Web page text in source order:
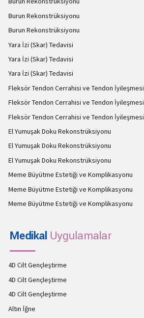
Burun Rekonstrüksiyonu
Burun Rekonstrüksiyonu
Yara İzi (Skar) Tedavisi
Yara İzi (Skar) Tedavisi
Yara İzi (Skar) Tedavisi
Fleksör Tendon Cerrahisi ve Tendon İyileşmesi
Fleksör Tendon Cerrahisi ve Tendon İyileşmesi
Fleksör Tendon Cerrahisi ve Tendon İyileşmesi
El Yumuşak Doku Rekonstrüksiyonu
El Yumuşak Doku Rekonstrüksiyonu
El Yumuşak Doku Rekonstrüksiyonu
Meme Büyütme Estetiği ve Komplikasyonu
Meme Büyütme Estetiği ve Komplikasyonu
Meme Büyütme Estetiği ve Komplikasyonu
Medikal Uygulamalar
4D Cilt Gençleştirme
4D Cilt Gençleştirme
4D Cilt Gençleştirme
Altın İğne